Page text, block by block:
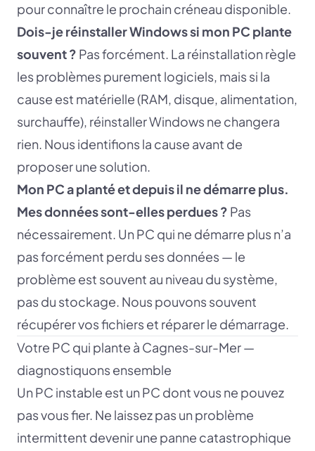
pour connaître le prochain créneau disponible.
Dois-je réinstaller Windows si mon PC plante
souvent ? Pas forcément. La réinstallation règle
les problèmes purement logiciels, mais si la
cause est matérielle (RAM, disque, alimentation,
surchauffe), réinstaller Windows ne changera
rien. Nous identifions la cause avant de
proposer une solution.
Mon PC a planté et depuis il ne démarre plus.
Mes données sont-elles perdues ? Pas
nécessairement. Un PC qui ne démarre plus n’a
pas forcément perdu ses données — le
problème est souvent au niveau du système,
pas du stockage. Nous pouvons souvent
récupérer vos fichiers et réparer le démarrage.
Votre PC qui plante à Cagnes-sur-Mer —
diagnostiquons ensemble
Un PC instable est un PC dont vous ne pouvez
pas vous fier. Ne laissez pas un problème
intermittent devenir une panne catastrophique